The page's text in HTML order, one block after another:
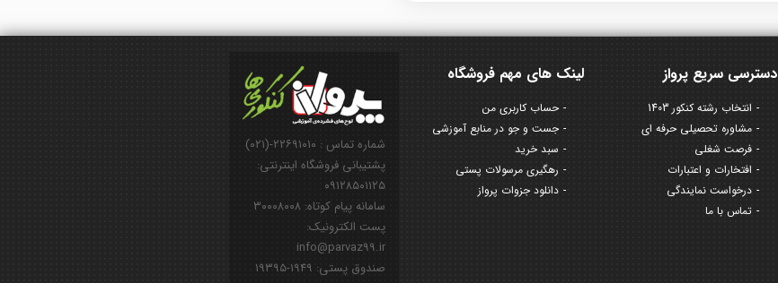
شماره تماس : ۲۲۶۹۱۰۱۰-(۰۲۱)
پشتیبانی فروشگاه اینترنتی:
۰۹۱۲۸۵۰۱۱۲۵
سامانه پیام کوتاه: ۳۰۰۰۸۰۰۸
پست الکترونیک:
info@parvaz99.ir
صندوق پستی: ۱۹۴۹-۱۹۳۹۵
لینک های مهم فروشگاه
حساب کاربری من
جست و جو در منابع آموزشی
سبد خرید
رهگیری مرسولات پستی
دانلود جزوات پرواز
دسترسی سریع پرواز
انتخاب رشته کنکور 1403
مشاوره تحصیلی حرفه ای
فرصت شغلی
افتخارات و اعتبارات
درخواست نمایندگی
تماس با ما